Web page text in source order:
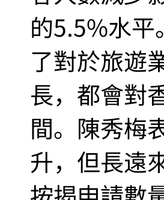
的5.5%水
了對於旅遊
長，都會對
間。陳秀梅
升，但長遠